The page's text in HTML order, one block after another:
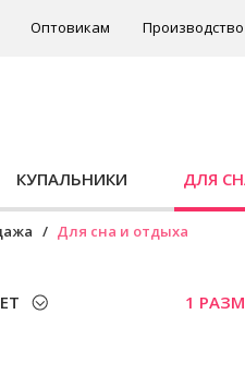
Оптовикам Производство
КУПАЛЬНИКИ ДЛЯ
Для сна и отдыха
1